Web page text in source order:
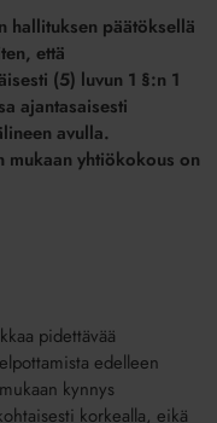
hallituksen päätöksellä
että
(5) luvun 1 §:n 1
ajantasaisesti
avulla.
mukaan yhtiökokous on
pidettävää
edelleen
kynnys
korkealla, eikä